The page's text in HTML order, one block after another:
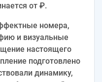
от ₽.
номера,
и визуальные
настоящего
подготовлено
динамику,